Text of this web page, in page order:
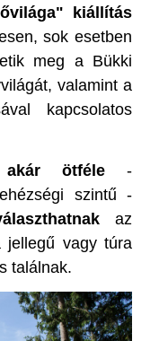
kiállítás
sok esetben
meg a Bükki
valamint a
kapcsolatos
akár ötféle -
szintű -
az
jellegű vagy túra
találnak.